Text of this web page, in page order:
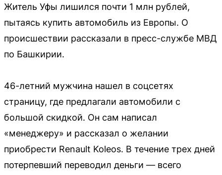
Житель Уфы лишился почти 1 млн рублей,
пытаясь купить автомобиль из Европы. О
происшествии рассказали в пресс-службе МВД
по Башкирии.
46-летний мужчина нашел в соцсетях
страницу, где предлагали автомобили с
большой скидкой. Он сам написал
«менеджеру» и рассказал о желании
приобрести Renault Koleos. В течение трех дней
потерпевший переводил деньги — всего